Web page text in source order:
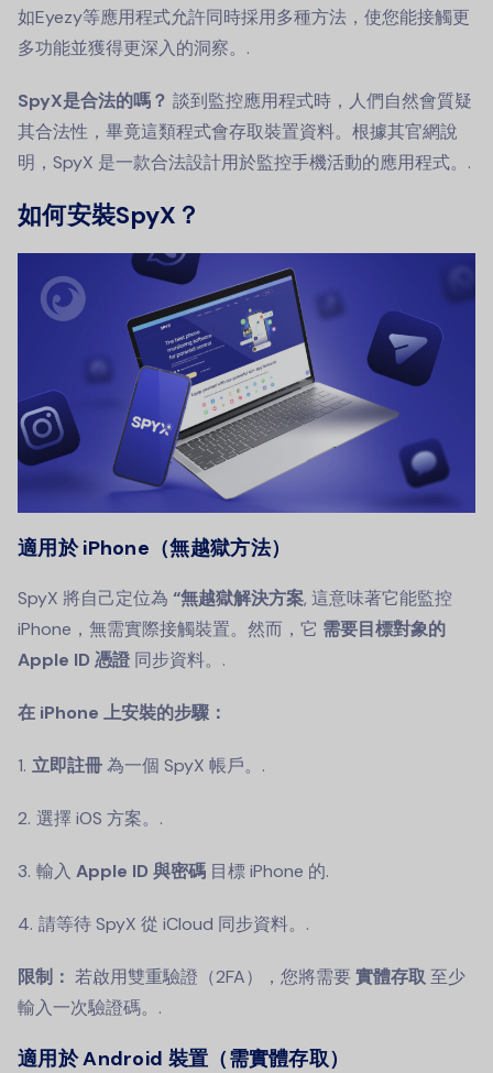
如Eyezy等應用程式允許同時採用多種方法，使您能接觸更
多功能並獲得更深入的洞察。.
SpyX是合法的嗎？ 談到監控應用程式時，人們自然會質疑
其合法性，畢竟這類程式會存取裝置資料。根據其官網說
明，SpyX 是一款合法設計用於監控手機活動的應用程式。.
如何安裝SpyX？
適用於 iPhone（無越獄方法）
SpyX 將自己定位為 “無越獄解決方案, 這意味著它能監控
iPhone，無需實際接觸裝置。然而，它 需要目標對象的
Apple ID 憑證 同步資料。.
在 iPhone 上安裝的步驟：
立即註冊為一個 SpyX 帳戶。.
選擇 iOS 方案。.
輸入 Apple ID 與密碼 目標 iPhone 的.
請等待 SpyX 從 iCloud 同步資料。.
限制： 若啟用雙重驗證（2FA），您將需要 實體存取 至少
輸入一次驗證碼。.
適用於 Android 裝置（需實體存取）